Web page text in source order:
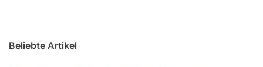
Beliebte Artikel